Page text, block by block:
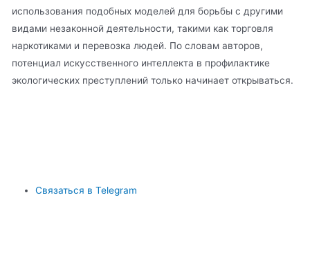
использования подобных моделей для борьбы с другими
видами незаконной деятельности, такими как торговля
наркотиками и перевозка людей. По словам авторов,
потенциал искусственного интеллекта в профилактике
экологических преступлений только начинает открываться.
Связаться в Telegram